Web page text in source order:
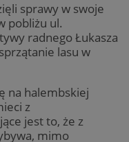
sprawy w swoje
pobliżu ul.
radnego Łukasza
lasu w
na halembskiej
z
jest to, że z
mimo